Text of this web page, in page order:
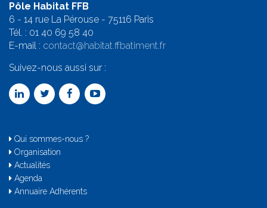
Pôle Habitat FFB
6 - 14 rue La Pérouse - 75116 Paris
Tél. : 01 40 69 58 40
E-mail : contact@habitat.ffbatiment.fr
Suivez-nous aussi sur :
Qui sommes-nous ?
Organisation
Actualités
Agenda
Annuaire Adhérents